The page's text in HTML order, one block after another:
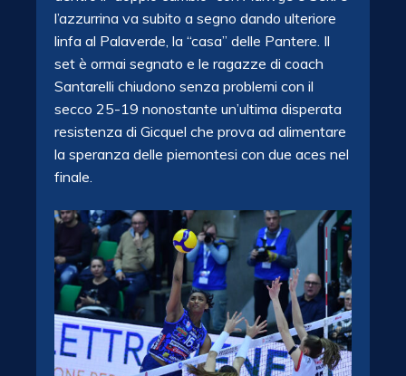
l’azzurrina va subito a segno dando ulteriore
linfa al Palaverde, la “casa” delle Pantere. Il
set è ormai segnato e le ragazze di coach
Santarelli chiudono senza problemi con il
secco 25-19 nonostante un’ultima disperata
resistenza di Gicquel che prova ad alimentare
la speranza delle piemontesi con due aces nel
finale.